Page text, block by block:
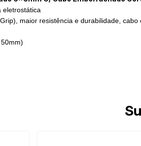
eletrostática
maior resistência e durabilidade, cabo